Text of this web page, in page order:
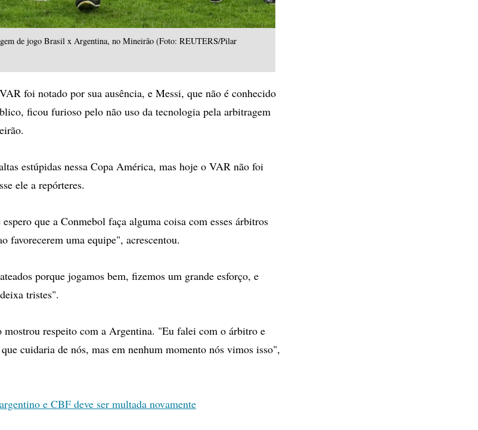
de jogo Brasil x Argentina, no Mineirão (Foto: REUTERS/Pilar
foi notado por sua ausência, e Messi, que não é conhecido
ficou furioso pelo não uso da tecnologia pela arbitragem
estúpidas nessa Copa América, mas hoje o VAR não foi
ele a repórteres.
que a Conmebol faça alguma coisa com esses árbitros
favorecerem uma equipe", acrescentou.
porque jogamos bem, fizemos um grande esforço, e
tristes".
mostrou respeito com a Argentina. "Eu falei com o árbitro e
cuidaria de nós, mas em nenhum momento nós vimos isso",
e CBF deve ser multada novamente